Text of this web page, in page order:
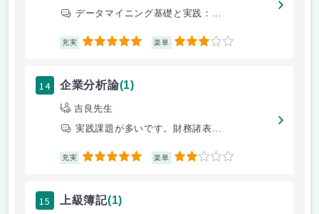
データマイニング基礎と実践：...
充実 5 楽単 3
14 企業分析論(1)
吉良先生
実践課題が多いです。財務諸表...
充実 5 楽単 2
15 上級簿記(1)